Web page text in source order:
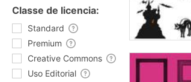
Classe de licencia:
Standard
Premium
Creative Commons
Uso Editorial